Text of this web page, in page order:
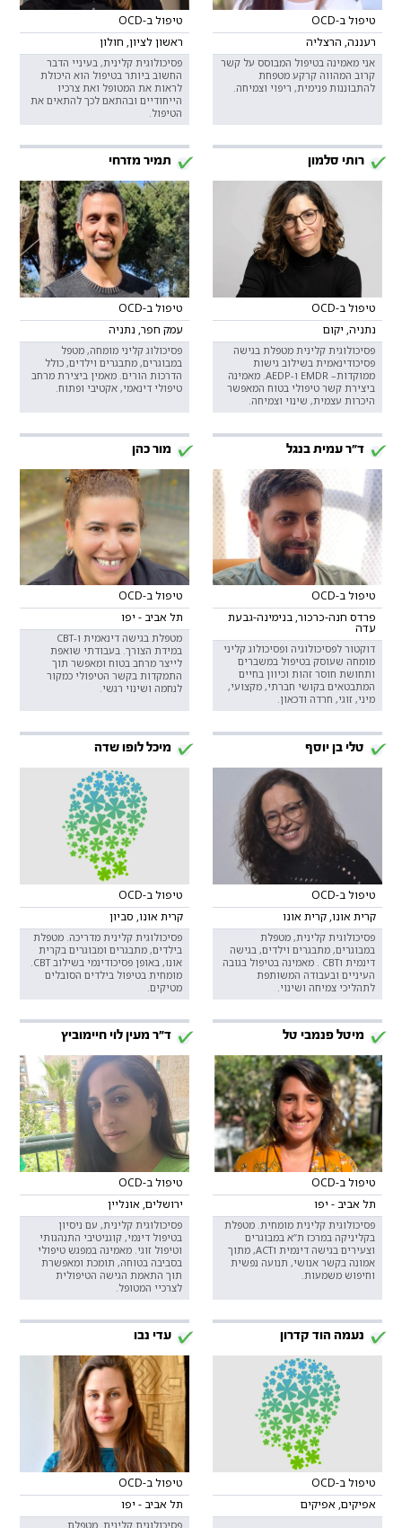
טיפול ב-OCD
רעננה, הרצליה
אני מאמינה בטיפול המבוסס על קשר
קרוב המהווה קרקע מטפחת
להתבוננות פנימית, ריפוי וצמיחה.
טיפול ב-OCD
ראשון לציון, חולון
פסיכולוגית קלינית, בעיניי הדבר
החשוב ביותר בטיפול הוא היכולת
לראות את המטופל ואת צרכיו
הייחודיים ובהתאם לכך להתאים את
הטיפול.
רותי סלמון
טיפול ב-OCD
נתניה, יקום
פסיכולוגית קלינית מטפלת בגישה
פסיכודינאמית בשילוב גישות
ממוקדות– EMDR ו-AEDP. מאמינה
ביצירת קשר טיפולי בטוח המאפשר
היכרות עצמית, שינוי וצמיחה.
תמיר מזרחי
טיפול ב-OCD
עמק חפר, נתניה
פסיכולוג קליני מומחה, מטפל
במבוגרים, מתבגרים וילדים, כולל
הדרכות הורים. מאמין ביצירת מרחב
טיפולי דינאמי, אקטיבי ופתוח.
ד"ר עמית בנגל
טיפול ב-OCD
פרדס חנה-כרכור, בנימינה-גבעת
עדה
דוקטור לפסיכולוגיה ופסיכולוג קליני
מומחה שעוסק בטיפול במשברים
ותחושת חוסר זהות וכיוון בחיים
המתבטאים בקושי חברתי, מקצועי,
מיני, זוגי, חרדה ודכאון.
מור כהן
טיפול ב-OCD
תל אביב - יפו
מטפלת בגישה דינאמית ו-CBT
במידת הצורך. בעבודתי שואפת
לייצר מרחב בטוח ומאפשר תוך
התמקדות בקשר הטיפולי כמקור
לנחמה ושינוי רגשי.
טלי בן יוסף
טיפול ב-OCD
קרית אונו, קרית אונו
פסיכולוגית קלינית, מטפלת
במבוגרים, מתבגרים וילדים, בגישה
דינמית וCBT . מאמינה בטיפול בגובה
העיניים ובעבודה המשותפת
לתהליכי צמיחה ושינוי.
מיכל לופו שדה
טיפול ב-OCD
קרית אונו, סביון
פסיכולוגית קלינית מדריכה. מטפלת
בילדים, מתבגרים ומבוגרים בקרית
מומחית בטיפול בילדים הסובלים
מטיקים.
מיטל פנמבי טל
טיפול ב-OCD
תל אביב - יפו
פסיכולוגית קלינית מומחית. מטפלת
בקליניקה במרכז ת”א במבוגרים
וצעירים בגישה דינמית וACT, מתוך
אמונה בקשר אנושי, תנועה נפשית
וחיפוש משמעות.
ד"ר מעין לוי חיימוביץ
טיפול ב-OCD
ירושלים, אונליין
פסיכולוגית קלינית, עם ניסיון
בטיפול דינמי, קוגניטיבי התנהגותי
וטיפול זוגי. מאמינה במפגש טיפולי
בסביבה בטוחה, תומכת ומאפשרת
תוך התאמת הגישה הטיפולית
לצרכיי המטופל.
נעמה הוד קדרון
טיפול ב-OCD
אפיקים, אפיקים
עדי נבו
טיפול ב-OCD
תל אביב - יפו
פסיכולוגית קלינית. מטפלת